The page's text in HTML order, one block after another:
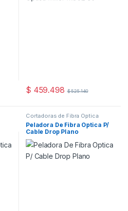
$ 459.498 $525.140
Cortadoras de Fibra Óptica
Peladora De Fibra Optica P/
Cable Drop Plano